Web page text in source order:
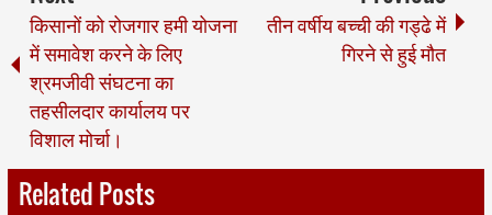
किसानों को रोजगार हमी योजना
में समावेश करने के लिए
श्रमजीवी संघटना का
तहसीलदार कार्यालय पर
विशाल मोर्चा।
तीन वर्षीय बच्ची की गड्ढे में
गिरने से हुई मौत
Related Posts